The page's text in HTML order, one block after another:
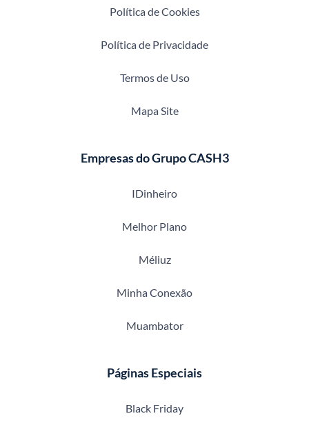
Política de Cookies
Política de Privacidade
Termos de Uso
Mapa Site
Empresas do Grupo CASH3
IDinheiro
Melhor Plano
Méliuz
Minha Conexão
Muambator
Páginas Especiais
Black Friday